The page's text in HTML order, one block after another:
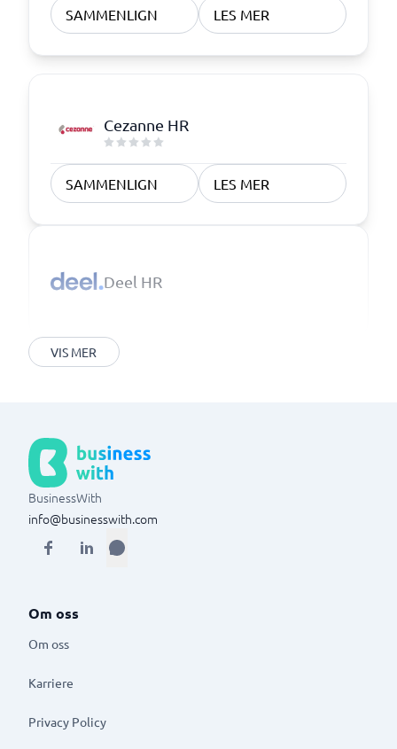
SAMMENLIGN LES MER
Cezanne HR
SAMMENLIGN LES MER
Deel HR
VIS MER
BusinessWith
info@businesswith.com
Om oss
Om oss
Karriere
Privacy Policy